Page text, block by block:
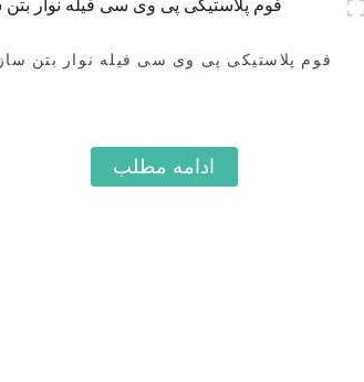
فوم پلاستیکی پی وی سی فیله نوار بتن ساز
ادامه مطلب